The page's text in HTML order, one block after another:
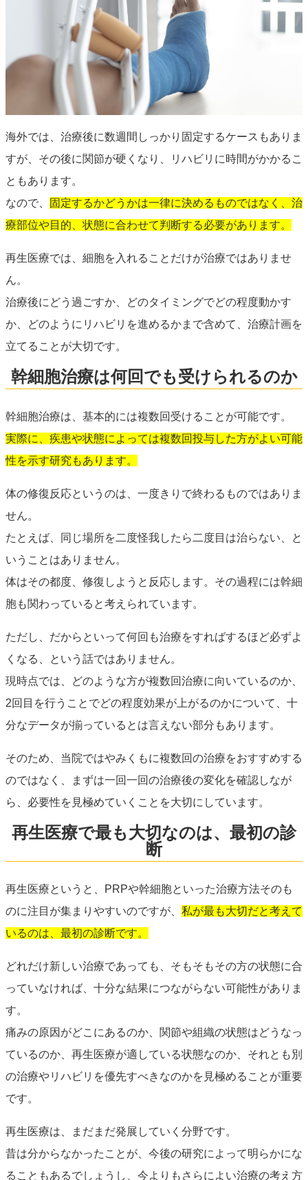
海外では、治療後に数週間しっかり固定するケースもありま
すが、その後に関節が硬くなり、リハビリに時間がかかるこ
ともあります。
なので、
固定するかどうかは一律に決めるものではなく、治
療部位や目的、状態に合わせて判断する必要があります。
再生医療では、細胞を入れることだけが治療ではありませ
ん。
治療後にどう過ごすか、どのタイミングでどの程度動かす
か、どのようにリハビリを進めるかまで含めて、治療計画を
立てることが大切です。
幹細胞治療は何回でも受けられるのか
幹細胞治療は、基本的には複数回受けることが可能です。
実際に、疾患や状態によっては複数回投与した方がよい可能
性を示す研究もあります。
体の修復反応というのは、一度きりで終わるものではありま
せん。
たとえば、同じ場所を二度怪我したら二度目は治らない、と
いうことはありません。
体はその都度、修復しようと反応します。その過程には幹細
胞も関わっていると考えられています。
ただし、だからといって何回も治療をすればするほど必ずよ
くなる、という話ではありません。
現時点では、どのような方が複数回治療に向いているのか、
2回目を行うことでどの程度効果が上がるのかについて、十
分なデータが揃っているとは言えない部分もあります。
そのため、当院ではやみくもに複数回の治療をおすすめする
のではなく、まずは一回一回の治療後の変化を確認しなが
ら、必要性を見極めていくことを大切にしています。
再生医療で最も大切なのは、最初の診
断
再生医療というと、PRPや幹細胞といった治療方法そのも
のに注目が集まりやすいのですが、 私が最も大切だと考えて
いるのは、最初の診断です。
どれだけ新しい治療であっても、そもそもその方の状態に合
っていなければ、十分な結果につながらない可能性がありま
す。
痛みの原因がどこにあるのか、関節や組織の状態はどうなっ
ているのか、再生医療が適している状態なのか、それとも別
の治療やリハビリを優先すべきなのかを見極めることが重要
です。
再生医療は、まだまだ発展していく分野です。
昔は分からなかったことが、今後の研究によって明らかにな
ることもあるでしょうし、今よりもさらによい治療の考え方